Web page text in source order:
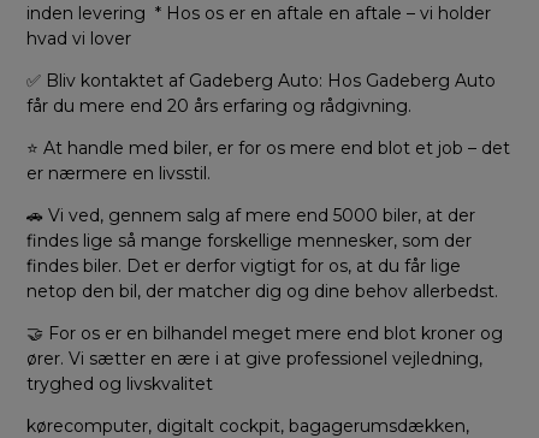
inden levering * Hos os er en aftale en aftale – vi holder
hvad vi lover
✅ Bliv kontaktet af Gadeberg Auto: Hos Gadeberg Auto
får du mere end 20 års erfaring og rådgivning.
⭐ At handle med biler, er for os mere end blot et job – det
er nærmere en livsstil.
🚗 Vi ved, gennem salg af mere end 5000 biler, at der
findes lige så mange forskellige mennesker, som der
findes biler. Det er derfor vigtigt for os, at du får lige
netop den bil, der matcher dig og dine behov allerbedst.
🤝 For os er en bilhandel meget mere end blot kroner og
ører. Vi sætter en ære i at give professionel vejledning,
tryghed og livskvalitet
kørecomputer, digitalt cockpit, bagagerumsdækken,